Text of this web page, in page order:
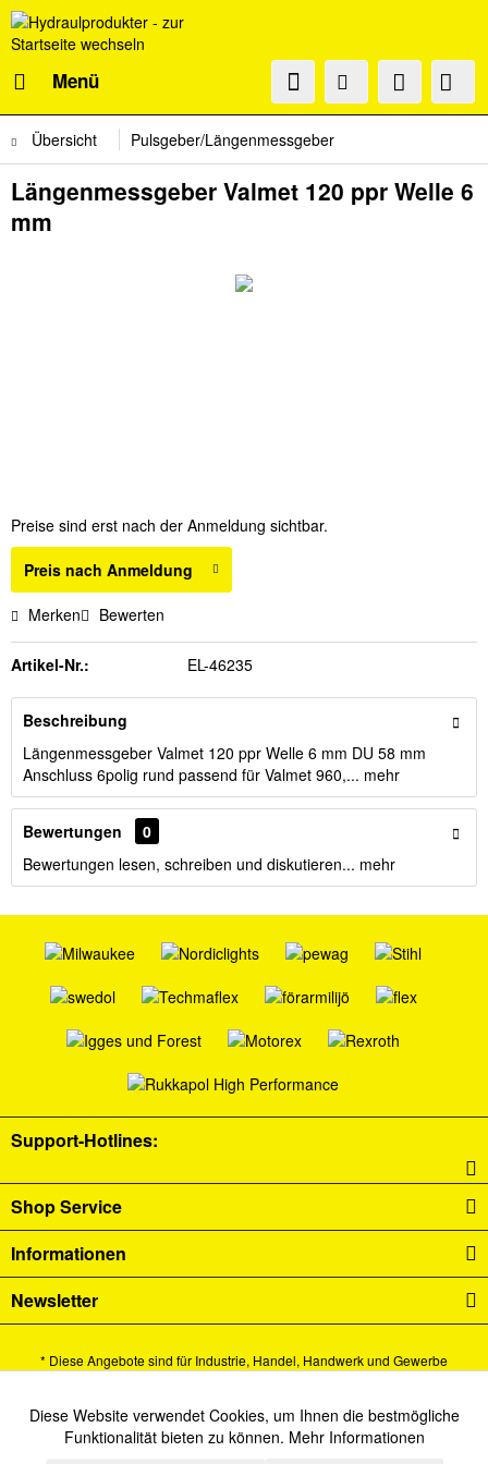
Menü
Übersicht Pulsgeber/Längenmessgeber
Längenmessgeber Valmet 120 ppr Welle 6
mm
Preise sind erst nach der Anmeldung sichtbar.
Preis nach Anmeldung
Merken Bewerten
Artikel-Nr.: EL-46235
Beschreibung
Längenmessgeber Valmet 120 ppr Welle 6 mm DU 58 mm
Anschluss 6polig rund passend für Valmet 960,... mehr
Bewertungen
0
Bewertungen lesen, schreiben und diskutieren... mehr
Support-Hotlines:
Shop Service
Informationen
Newsletter
* Diese Angebote sind für Industrie, Handel, Handwerk und Gewerbe
Alle Preise verstehen sich zzgl. Mehrwertsteuer undVersandkostenund ggf.
Nachnahmegebühren, wenn nicht anders beschrieben.
Funktionale Aktiv
Diese Website verwendet Cookies, um Ihnen die bestmögliche
Funktionalität bieten zu können. Mehr Informationen